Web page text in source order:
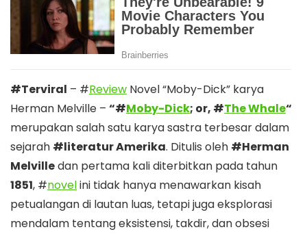
#Terviral – #Review Novel “Moby-Dick” karya
Herman Melville – “#Moby-Dick; or, #The Whale“
merupakan salah satu karya sastra terbesar dalam
sejarah #literatur Amerika. Ditulis oleh #Herman
Melvilledan pertama kali diterbitkan pada tahun
1851, #novelini tidak hanya menawarkan kisah
petualangan di lautan luas, tetapi juga eksplorasi
mendalam tentang eksistensi, takdir, dan obsesi